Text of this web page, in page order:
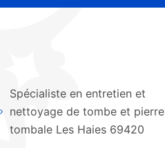
Spécialiste en entretien et
nettoyage de tombe et pierre
tombale Les Haies 69420